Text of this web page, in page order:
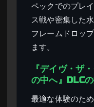
ペックでのプレ
ス戦や密集した
フレームドロッ
ます。
『デイヴ・ザ
の中へ』DLC
最適な体験のた